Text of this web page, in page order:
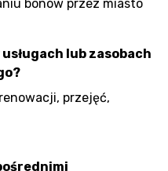
bonów przez miasto
lub zasobach
przejęć,